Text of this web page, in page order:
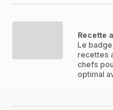
-
Recette
Le
recettes
chefs
optimal